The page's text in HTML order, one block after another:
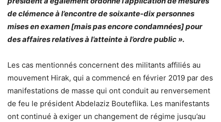
de clémence à l’encontre de soixante-dix personnes
mises en examen [mais pas encore condamnées] pour
des affaires relatives à l’atteinte à l’ordre public ».
Les cas mentionnés concernent des militants affiliés au
mouvement Hirak, qui a commencé en février 2019 par des
manifestations de masse qui ont conduit au renversement
de feu le président Abdelaziz Bouteflika. Les manifestants
ont continué à exiger un changement de régime jusqu’au